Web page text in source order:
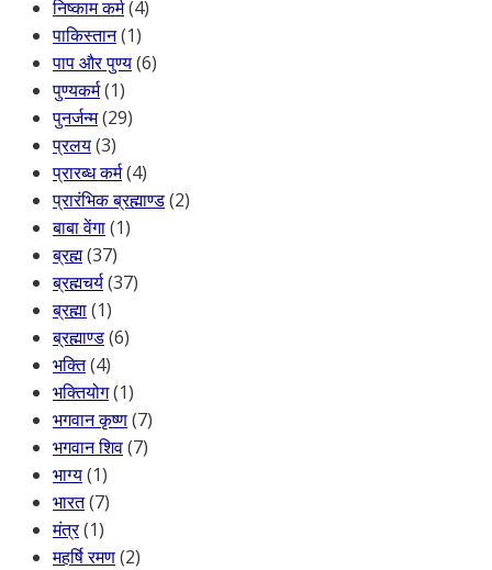
निष्काम कर्म(4)
पाकिस्तान(1)
पाप और पुण्य(6)
पुण्यकर्म(1)
पुनर्जन्म(29)
प्रलय(3)
प्रारब्ध कर्म(4)
प्रारंभिक ब्रह्माण्ड(2)
बाबा वेंगा(1)
ब्रह्म(37)
ब्रह्मचर्य(37)
ब्रह्मा(1)
ब्रह्माण्ड(6)
भक्ति(4)
भक्तियोग(1)
भगवान कृष्ण(7)
भगवान शिव(7)
भाग्य(1)
भारत(7)
मंत्र(1)
महर्षि रमण(2)